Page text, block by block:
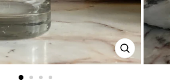
FERMER
(ESC)